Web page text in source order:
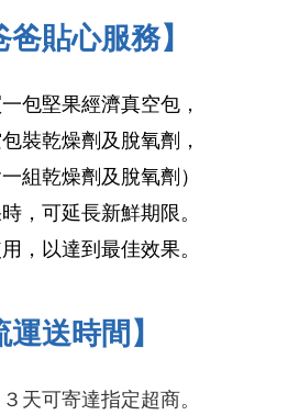
爸貼心服務】
包堅果經濟真空包，
裝乾燥劑及脫氧劑，
組乾燥劑及脫氧劑）
，可延長新鮮期限。
，以達到最佳效果。
運送時間】
天可寄達指定超商。